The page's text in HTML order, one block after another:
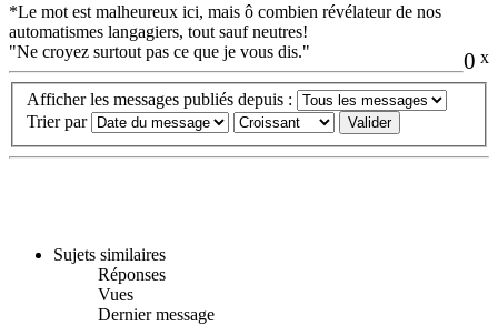
*Le mot est malheureux ici, mais ô combien révélateur de nos
automatismes langagiers, tout sauf neutres!
0 x
"Ne croyez surtout pas ce que je vous dis."
Afficher les messages publiés depuis :
Trier par
Sujets similaires
Réponses
Vues
Dernier message